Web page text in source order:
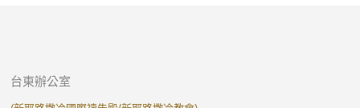
台東辦公室